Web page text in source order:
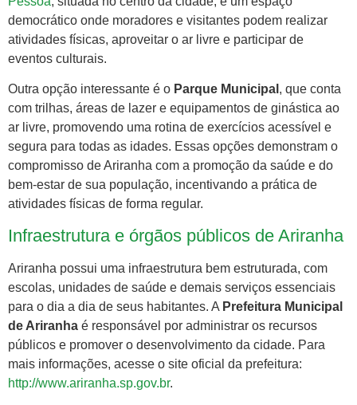
democrático onde moradores e visitantes podem realizar
atividades físicas, aproveitar o ar livre e participar de
eventos culturais.
Outra opção interessante é o Parque Municipal , que conta
com trilhas, áreas de lazer e equipamentos de ginástica ao
ar livre, promovendo uma rotina de exercícios acessível e
segura para todas as idades. Essas opções demonstram o
compromisso de Ariranha com a promoção da saúde e do
bem-estar de sua população, incentivando a prática de
atividades físicas de forma regular.
Infraestrutura e órgãos públicos de Ariranha
Ariranha possui uma infraestrutura bem estruturada, com
escolas, unidades de saúde e demais serviços essenciais
para o dia a dia de seus habitantes. A Prefeitura Municipal
de Ariranha é responsável por administrar os recursos
públicos e promover o desenvolvimento da cidade. Para
mais informações, acesse o site oficial da prefeitura:
http://www.ariranha.sp.gov.br.